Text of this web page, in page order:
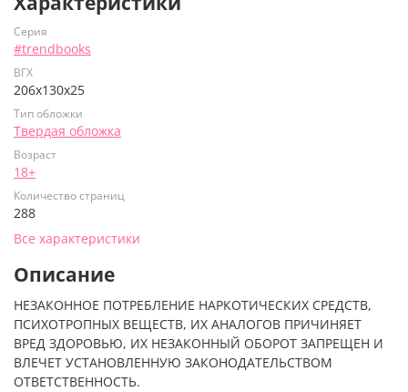
Серия
#trendbooks
ВГХ
206х130х25
Тип обложки
Твердая обложка
Возраст
18+
Количество страниц
288
Все характеристики
Описание
НЕЗАКОННОЕ ПОТРЕБЛЕНИЕ НАРКОТИЧЕСКИХ СРЕДСТВ,
ПСИХОТРОПНЫХ ВЕЩЕСТВ, ИХ АНАЛОГОВ ПРИЧИНЯЕТ
ВРЕД ЗДОРОВЬЮ, ИХ НЕЗАКОННЫЙ ОБОРОТ ЗАПРЕЩЕН И
ВЛЕЧЕТ УСТАНОВЛЕННУЮ ЗАКОНОДАТЕЛЬСТВОМ
ОТВЕТСТВЕННОСТЬ.